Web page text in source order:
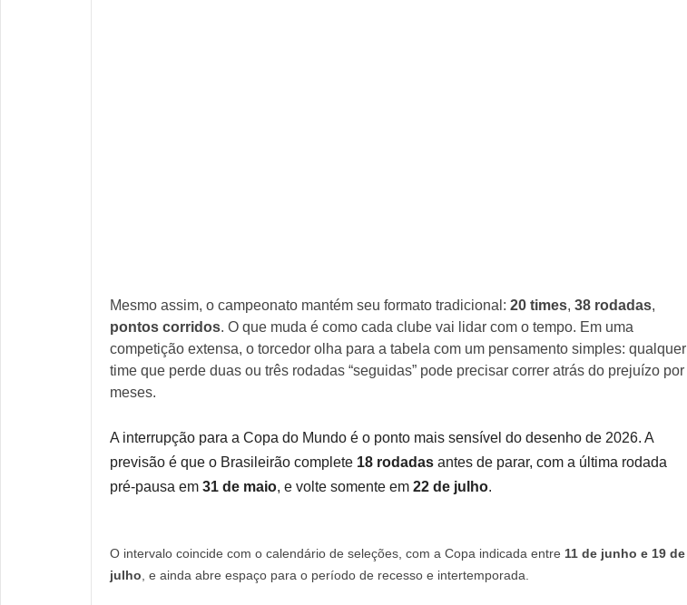
Mesmo assim, o campeonato mantém seu formato tradicional: 20 times, 38 rodadas,
pontos corridos. O que muda é como cada clube vai lidar com o tempo. Em uma
competição extensa, o torcedor olha para a tabela com um pensamento simples: qualquer
time que perde duas ou três rodadas “seguidas” pode precisar correr atrás do prejuízo por
meses.
A interrupção para a Copa do Mundo é o ponto mais sensível do desenho de 2026. A
previsão é que o Brasileirão complete 18 rodadas antes de parar, com a última rodada
pré-pausa em 31 de maio, e volte somente em 22 de julho.
O intervalo coincide com o calendário de seleções, com a Copa indicada entre 11 de junho e 19 de
julho , e ainda abre espaço para o período de recesso e intertemporada.